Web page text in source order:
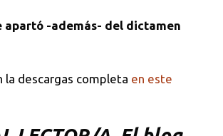
apartó -además- del dictamen
la descargas completa en este